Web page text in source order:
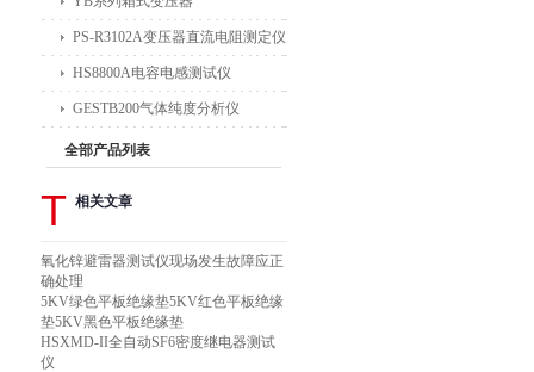
PS-R3102A变压器直流电阻测定仪
HS8800A电容电感测试仪
GESTB200气体纯度分析仪
全部产品列表
T 相关文章
氧化锌避雷器测试仪现场发生故障应正
确处理
5KV绿色平板绝缘垫5KV红色平板绝缘
垫5KV黑色平板绝缘垫
HSXMD-II全自动SF6密度继电器测试
仪